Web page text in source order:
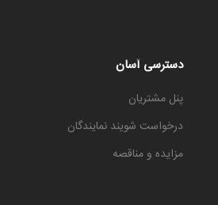
دسترسی آسان
پنل مشتریان
درخواست شویند نمایندگان
مزایده و مناقصه